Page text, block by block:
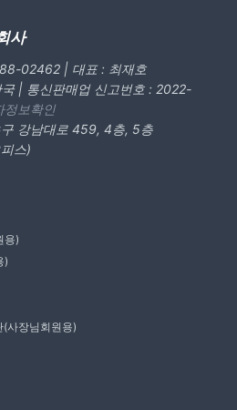
사
02462 | 대표 : 최재호
국 | 통신판매업 신고번호 : 2022-
정보확인
강남대로 459, 4층, 5층
스)
용)
)
사장님회원용)